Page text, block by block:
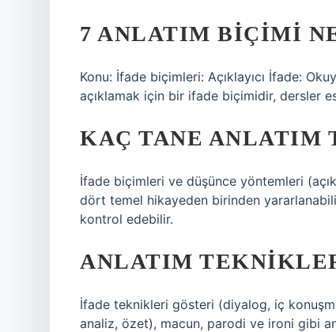
7 ANLATIM BIÇIMI
Konu: İfade biçimleri: Açıklayıcı İfade:
açıklamak için bir ifade biçimidir, dersler
KAÇ TANE ANLATIM
İfade biçimleri ve düşünce yöntemleri
dört temel hikayeden birinden
kontrol edebilir.
ANLATIM
İfade teknikleri gösteri (diyalog, iç
analiz, özet), macun, parodi ve ironi gibi